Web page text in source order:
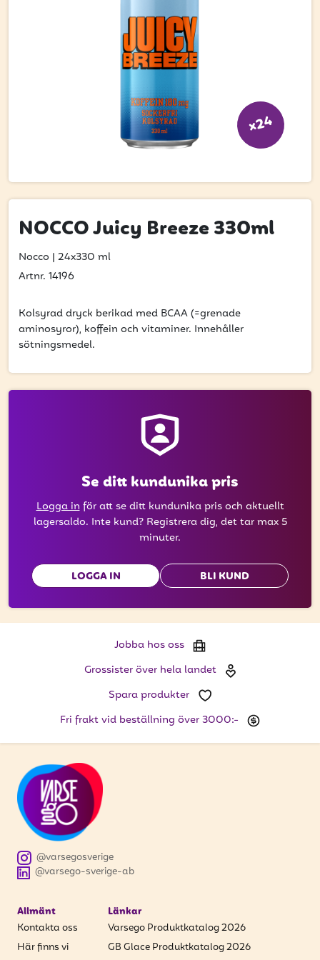
Hitta din grossist
Event
Logga in
Vill du få erbjudanden och vara den första
att få uppdateringar kring kampanjer?
Ange din e-postadress nedan för att ta del av våra
E-postadress
PRENUMERERA
x24
NOCCO Juicy Breeze 330ml
Nocco | 24x330 ml
Artnr. 14196
Kolsyrad dryck berikad med BCAA (=grenade
aminosyror), koffein och vitaminer. Innehåller
sötningsmedel.
Se ditt kundunika pris
Logga inför att se ditt kundunika pris och aktuellt
lagersaldo. Inte kund? Registrera dig, det tar max 5
minuter.
LOGGA IN BLI KUND
Jobba hos oss
Grossister över hela landet
Spara produkter
Fri frakt vid beställning över 3000:-
@varsego-sverige-ab
@varsegosverige
Allmänt
Kontakta oss
Här finns vi
Länkar
Varsego Produktkatalog 2026
GB Glace Produktkatalog 2026